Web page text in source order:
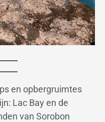
en opbergruimtes
Lac Bay en de
van Sorobon